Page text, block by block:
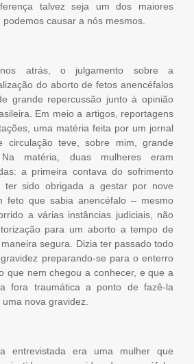
talvez seja um dos maiores
podemos causar a nós mesmos.
atrás, o julgamento sobre a
do aborto de fetos anencéfalos
grande repercussão junto à opinião
Em meio a artigos, reportagens
uma matéria feita por um jornal
circulação teve, sobre mim, grande
Na matéria, duas mulheres eram
a primeira contava do sofrimento
ter sido obrigada a gestar por nove
feto que sabia anencéfalo – mesmo
a várias instâncias judiciais, não
para um aborto a tempo de
segura. Dizia ter passado todo
preparando-se para o enterro
que nem chegou a conhecer, e que a
fora traumática a ponto de fazê-la
nova gravidez.
entrevistada era uma mulher que